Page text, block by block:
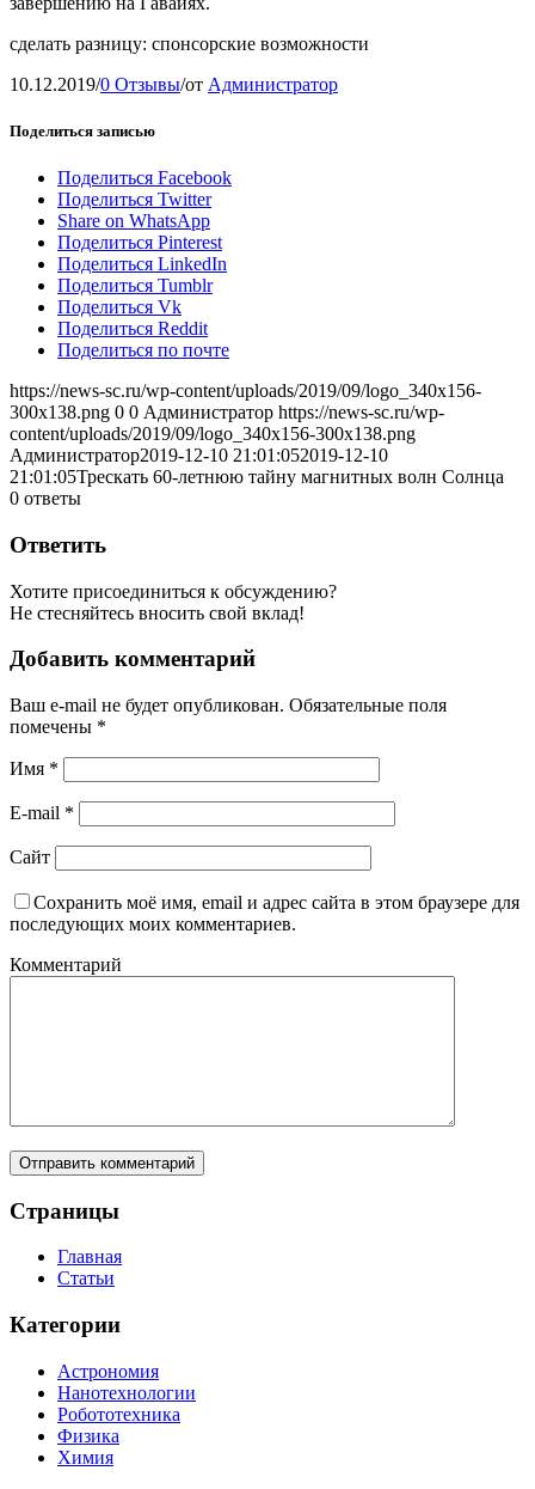
сделать разницу: спонсорские возможности
10.12.2019/0 Отзывы/от Администратор
Поделиться записью
Поделиться Facebook
Поделиться Twitter
Share on WhatsApp
Поделиться Pinterest
Поделиться LinkedIn
Поделиться Tumblr
Поделиться Vk
Поделиться Reddit
Поделиться по почте
https://news-sc.ru/wp-content/uploads/2019/09/logo_340x156-
300x138.png 0 0 Администратор https://news-sc.ru/wp-
content/uploads/2019/09/logo_340x156-300x138.png
Администратор2019-12-10 21:01:052019-12-10
21:01:05Трескать 60-летнюю тайну магнитных волн Солнца
0 ответы
Ответить
Хотите присоединиться к обсуждению?
Не стесняйтесь вносить свой вклад!
Добавить комментарий
Ваш e-mail не будет опубликован. Обязательные поля
помечены *
Имя *
E-mail *
Сайт
Сохранить моё имя, email и адрес сайта в этом браузере для
последующих моих комментариев.
Комментарий
Страницы
Главная
Статьи
Категории
Астрономия
Нанотехнологии
Робототехника
Физика
Химия